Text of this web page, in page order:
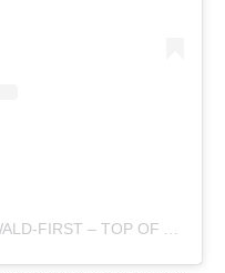
A POST SHARED BY GRINDELWALD-FIRST – TOP OF ADVENTURE (@GRINDELWALDFIRST)